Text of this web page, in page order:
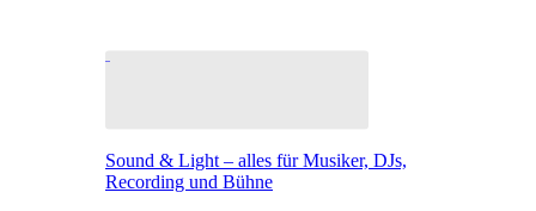
Sound & Light – alles für Musiker, DJs,
Recording und Bühne